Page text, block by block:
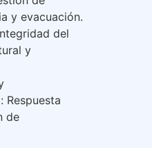
y evacuación.
del
y
Respuesta
de